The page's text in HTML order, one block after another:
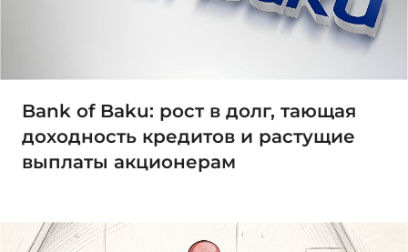
Bank of Baku: рост в долг, тающая
доходность кредитов и растущие
выплаты акционерам